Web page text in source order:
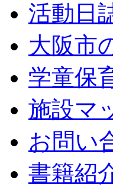
活動日
大阪市
学童保
施設マ
お問い
書籍紹